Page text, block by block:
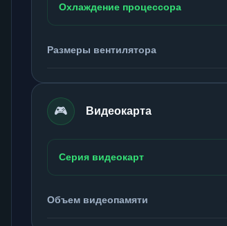
Охлаждение процессора
Размеры вентилятора
🎮 Видеокарта
Серия видеокарт
Объем видеопамяти